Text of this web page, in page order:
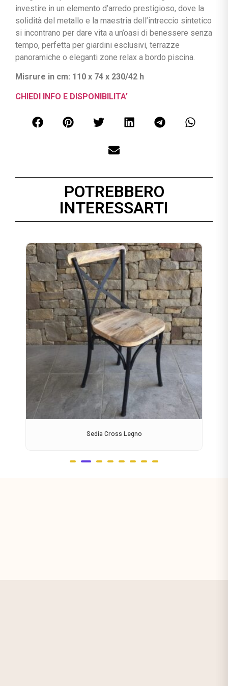
investire in un elemento d’arredo prestigioso, dove la
solidità del metallo e la maestria dell’intreccio sintetico
si incontrano per dare vita a un’oasi di benessere senza
tempo, perfetta per giardini esclusivi, terrazze
panoramiche o eleganti zone relax a bordo piscina.
Misrure in cm: 110 x 74 x 230/42 h
CHIEDI INFO E DISPONIBILITA’
POTREBBERO
INTERESSARTI
Sedia Cross Legno